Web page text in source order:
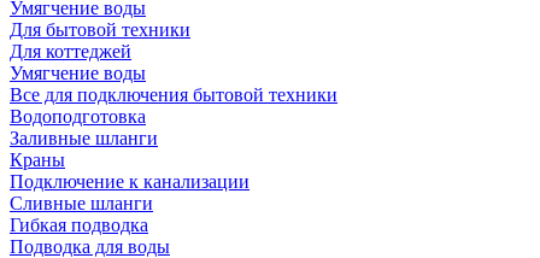
Умягчение воды
Для бытовой техники
Для коттеджей
Умягчение воды
Все для подключения бытовой техники
Водоподготовка
Заливные шланги
Краны
Подключение к канализации
Сливные шланги
Гибкая подводка
Подводка для воды